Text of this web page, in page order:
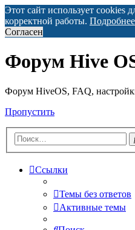
Этот сайт использует cookies
корректной работы. Подробнее
Согласен
Форум Hive
Форум HiveOS, FAQ,
Пропустить
Ссылки
Темы без ответов
Активные темы